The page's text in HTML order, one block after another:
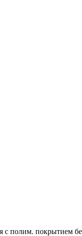
с полим. покрытием